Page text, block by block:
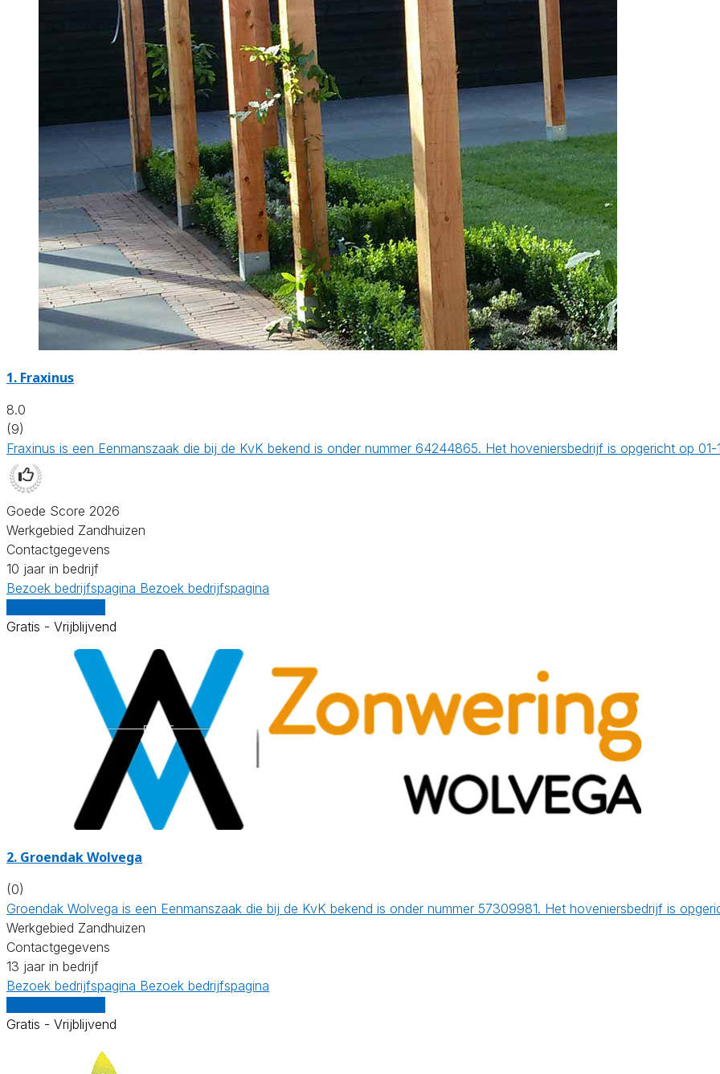
1. Fraxinus
8.0
(9)
Fraxinus is een Eenmanszaak die bij de KvK bekend is onder nummer 64244865. Het hoveniersbedrijf is opgericht op
Goede Score 2026
Werkgebied Zandhuizen
Contactgegevens
10 jaar in bedrijf
Bezoek bedrijfspagina Bezoek bedrijfspagina
Gratis - Vrijblijvend
2. Groendak Wolvega
(0)
Groendak Wolvega is een Eenmanszaak die bij de KvK bekend is onder nummer 57309981. Het hoveniersbedrijf is
Werkgebied Zandhuizen
Contactgegevens
13 jaar in bedrijf
Bezoek bedrijfspagina Bezoek bedrijfspagina
Gratis - Vrijblijvend